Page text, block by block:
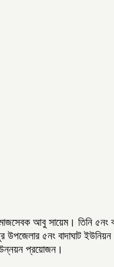
আবু সায়েম। তিনি ৫নং
৫নং বাদাঘাট ইউনিয়ন
উন্নয়ন প্রয়োজন।